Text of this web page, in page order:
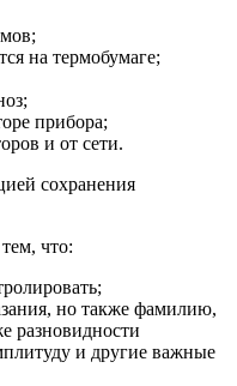
на термобумаге;
прибора;
и от сети.
сохранения
что:
но также фамилию,
разновидности
и другие важные